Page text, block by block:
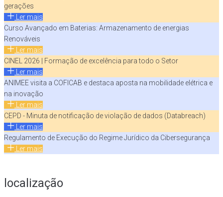
gerações
Ler mais
Curso Avançado em Baterias: Armazenamento de energias
Renováveis
Ler mais
CINEL 2026 | Formação de excelência para todo o Setor
Ler mais
ANIMEE visita a COFICAB e destaca aposta na mobilidade elétrica e
na inovação
Ler mais
CEPD - Minuta de notificação de violação de dados (Databreach)
Ler mais
Regulamento de Execução do Regime Jurídico da Cibersegurança
Ler mais
localização